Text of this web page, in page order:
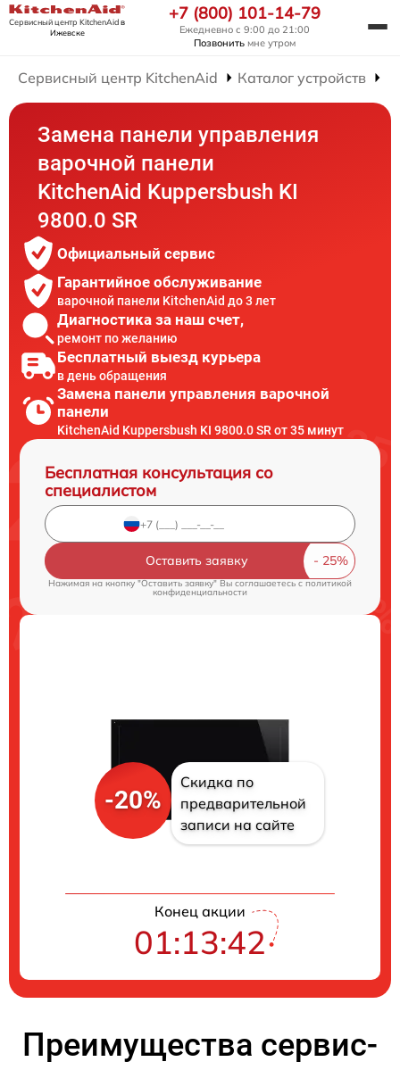
Сервисный центр KitchenAidв
Ижевске
+7 (800) 101-14-79
Ежедневно с 9:00 до 21:00
Позвонить мне утром
Сервисный центр KitchenAid Каталог устройств
Замена панели управления
варочной панели
KitchenAid Kuppersbush KI
9800.0 SR
Официальный сервис
Гарантийное обслуживание
варочной панели KitchenAid до 3 лет
Диагностика за наш счет,
ремонт по желанию
Бесплатный выезд курьера
в день обращения
Замена панели управления варочной
панели
KitchenAid Kuppersbush KI 9800.0 SR от 35 минут
Бесплатная консультация со
специалистом
Оставить заявку
Нажимая на кнопку "Оставить заявку" Вы соглашаетесь cполитикой
конфиденциальности
-20%
Скидка по
предварительной
записи на сайте
Конец акции
01:13:41
Преимущества сервис-